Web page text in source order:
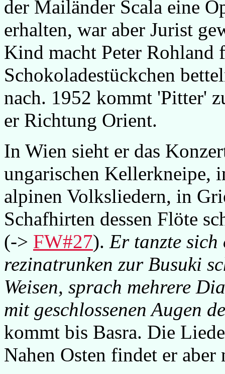
der Mailänder Scala eine
erhalten, war aber Jurist
Kind macht Peter Rohland
Schokoladestückchen
nach. 1952 kommt 'Pitter'
er Richtung Orient.
In Wien sieht er das
ungarischen Kellerkneipe,
alpinen Volksliedern, in
Schafhirten dessen Flöte
(-> FW#27). Er tanzte
rezinatrunken zur Busuki
Weisen, sprach mehrere
mit geschlossenen Augen
kommt bis Basra. Die
Nahen Osten findet er aber